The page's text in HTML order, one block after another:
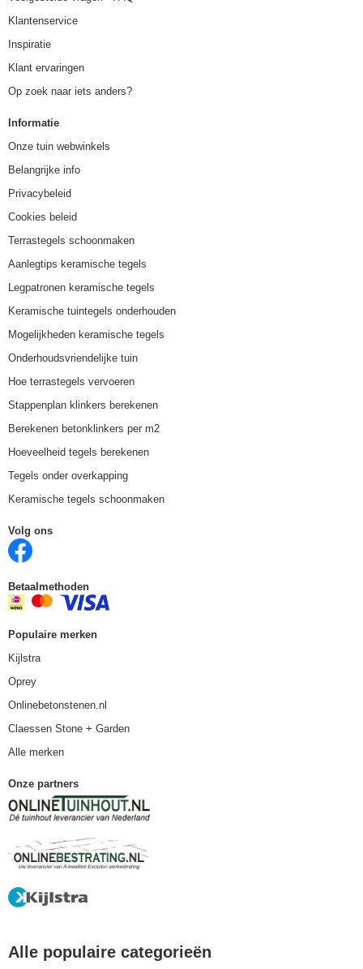
Klantenservice
Inspiratie
Klant ervaringen
Op zoek naar iets anders?
Informatie
Onze tuin webwinkels
Belangrijke info
Privacybeleid
Cookies beleid
Terrastegels schoonmaken
Aanlegtips keramische tegels
Legpatronen keramische tegels
Keramische tuintegels onderhouden
Mogelijkheden keramische tegels
Onderhoudsvriendelijke tuin
Hoe terrastegels vervoeren
Stappenplan klinkers berekenen
Berekenen betonklinkers per m2
Hoeveelheid tegels berekenen
Tegels onder overkapping
Keramische tegels schoonmaken
Volg ons
Betaalmethoden
Populaire merken
Kijlstra
Oprey
Onlinebetonstenen.nl
Claessen Stone + Garden
Alle merken
Onze partners
Alle populaire categorieën